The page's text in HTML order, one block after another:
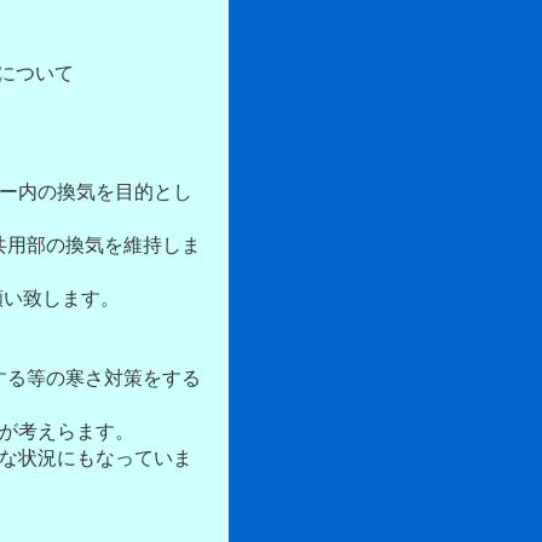
ついて
内の換気を目的とし
部の換気を維持しま
致します。
等の寒さ対策をする
考えらます。
状況にもなっていま